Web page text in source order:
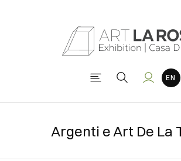
Argenti e Art De La